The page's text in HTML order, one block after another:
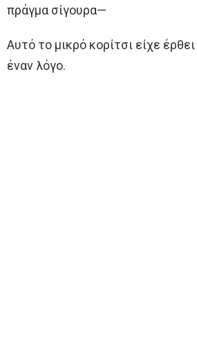
πράγμα σίγουρα—
Αυτό το μικρό κορίτσι είχε
έναν λόγο.